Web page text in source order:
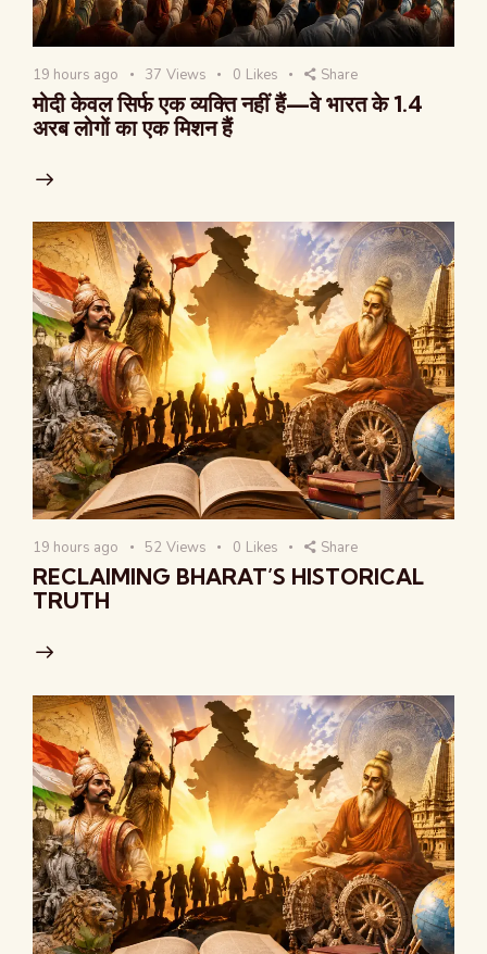
19 hours ago 37 Views 0 Likes Share
मोदी केवल सिर्फ एक व्यक्ति नहीं हैं—वे भारत के 1.4
अरब लोगों का एक मिशन हैं
19 hours ago 52 Views 0 Likes Share
RECLAIMING BHARAT’S HISTORICAL
TRUTH